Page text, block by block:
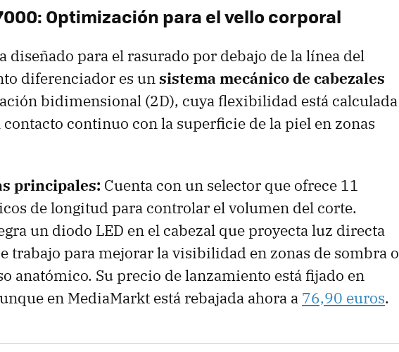
Optimización para el vello corporal
diseñado para el rasurado por debajo de la línea del
diferenciador es unsistema mecánico de cabezales
bidimensional (2D), cuya flexibilidad está calculada
continuo con la superficie de la piel en zonas
principales: Cuenta con un selector que ofrece 11
de longitud para controlar el volumen del corte.
un diodo LED en el cabezal que proyecta luz directa
trabajo para mejorar la visibilidad en zonas de sombra o
anatómico. Su precio de lanzamiento está fijado en
en MediaMarkt está rebajada ahora a 76,90 euros.